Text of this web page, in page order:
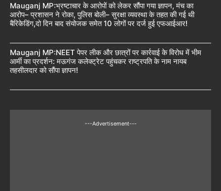
Mauganj MP:भ्रष्टाचार के आरोपों को लेकर सौंपा गया ज्ञापन, मंच का
आरोप– प्रशासन ने रोका, पुलिस बोली– सुरक्षा व्यवस्था के तहत की गई थी
बैरिकेडिंग,दो दिन बाद संयोजक समेत 10 लोगों पर दर्ज हुई एफआईआर!
Mauganj MP:NEET पेपर लीक और छात्रों पर कार्रवाई के विरोध में भीम
आर्मी का प्रदर्शन: मऊगंज कलेक्ट्रेट पहुंचकर राष्ट्रपति के नाम नायब
तहसीलदार को सौंपा ज्ञापन!
---Advertisement---